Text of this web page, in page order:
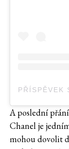
A poslední
Chanel je
mohou dovolit